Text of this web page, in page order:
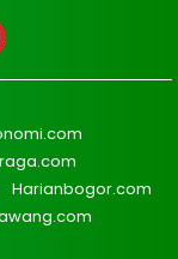
Harianbogor.com